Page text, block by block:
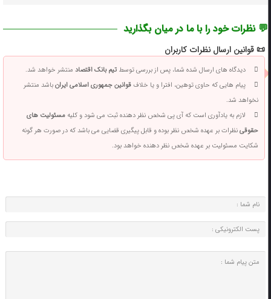
💬 نظرات خود را با ما در میان بگذارید
📜 قوانین ارسال نظرات کاربران
دیدگاه های ارسال شده شما، پس از بررسی توسطتیم بانک اقتصادمنتشر خواهد شد.
پیام هایی که حاوی توهین، افترا و یا خلافقوانین جمهوری اسلامی ایرانباشد منتشر
نخواهد شد.
لازم به یادآوری است که آی پی شخص نظر دهنده ثبت می شود و کلیهمسئولیت های
حقوقینظرات بر عهده شخص نظر بوده و قابل پیگیری قضایی می باشد که در صورت هر گونه
شکایت مسئولیت بر عهده شخص نظر دهنده خواهد بود.